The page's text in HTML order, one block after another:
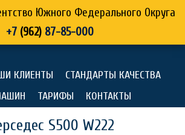
Южного Федерального Округа
+7(962) 87-85-000
КЛИЕНТЫ
СТАНДАРТЫ КАЧЕСТВА
ТАРИФЫ КОНТАКТЫ
S500 W222